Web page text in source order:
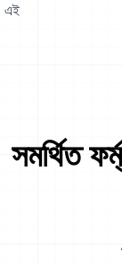
এই
সমর্থিত